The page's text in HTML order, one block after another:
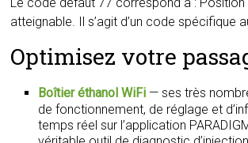
atteignable. Il s’agit d’un code spécifique
Optimisez votre
Boîtier éthanol WiFi — ses très
de fonctionnement, de réglage et
temps réel sur l’application